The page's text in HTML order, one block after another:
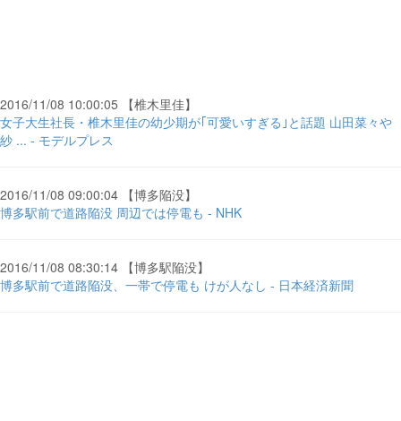
2016/11/08 10:00:05 【椎木里佳】
女子大生社長・椎木里佳の幼少期が｢可愛いすぎる｣と話題 山田菜々や
紗 ... - モデルプレス
2016/11/08 09:00:04 【博多陥没】
博多駅前で道路陥没 周辺では停電も - NHK
2016/11/08 08:30:14 【博多駅陥没】
博多駅前で道路陥没、一帯で停電も けが人なし - 日本経済新聞